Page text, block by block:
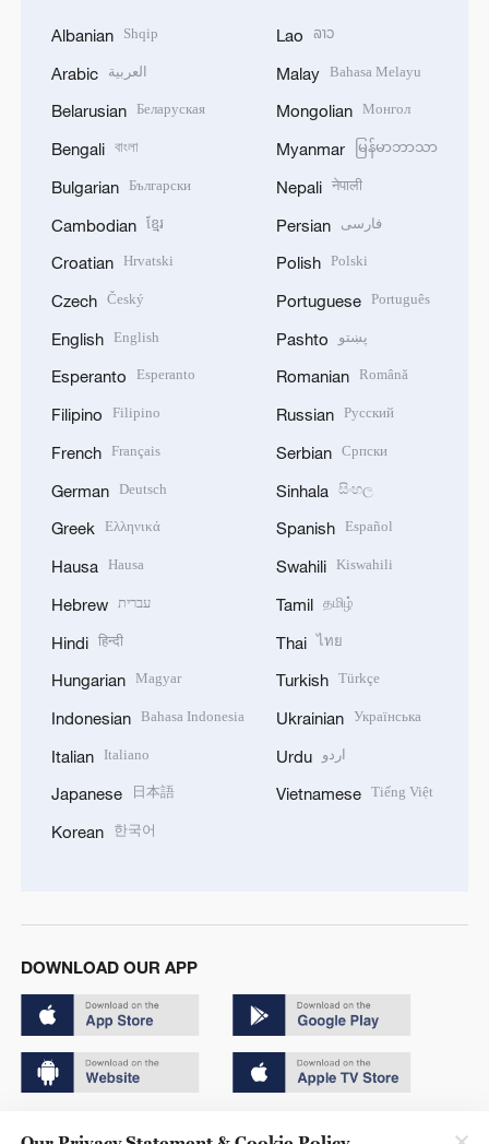
Albanian Shqip
Arabic العربية
Belarusian Беларуская
Bengali বাংলা
Bulgarian Български
Cambodian ខ្មែរ
Croatian Hrvatski
Czech Český
English English
Esperanto Esperanto
Filipino Filipino
French Français
German Deutsch
Greek Ελληνικά
Hausa Hausa
Hebrew עברית
Hindi हिन्दी
Hungarian Magyar
Indonesian Bahasa Indonesia
Italian Italiano
Japanese 日本語
Korean 한국어
Lao ລາວ
Malay Bahasa Melayu
Mongolian Монгол
Myanmar မြန်မာဘာသာ
Nepali नेपाली
Persian فارسی
Polish Polski
Portuguese Português
Pashto پښتو
Romanian Română
Russian Русский
Serbian Српски
Sinhala සිංහල
Spanish Español
Swahili Kiswahili
Tamil தமிழ்
Thai ไทย
Turkish Türkçe
Ukrainian Українська
Urdu اردو
Vietnamese Tiếng Việt
DOWNLOAD OUR APP